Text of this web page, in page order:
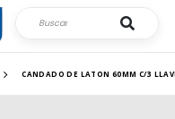
CANDADO DE LATON 60MM C/3